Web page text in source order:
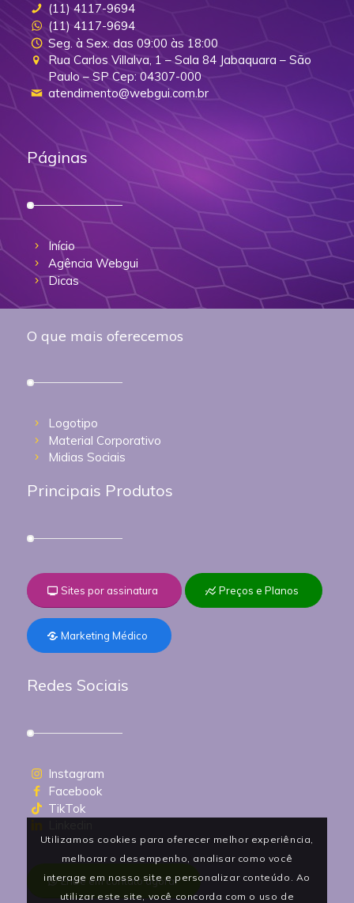
(11) 4117-9694
(11) 4117-9694
Seg. à Sex. das 09:00 às 18:00
Rua Carlos Villalva, 1 – Sala 84 Jabaquara – São
Paulo – SP Cep: 04307-000
atendimento@webgui.com.br
Páginas
Início
Agência Webgui
Dicas
O que mais oferecemos
Logotipo
Material Corporativo
Midias Sociais
Principais Produtos
Sites por assinatura Preços e Planos
Marketing Médico
Redes Sociais
Instagram
Facebook
TikTok
Entre em contato agora!
Utilizamos cookies para oferecer melhor experiência,
melhorar o desempenho, analisar como você
interage em nosso site e personalizar conteúdo. Ao
utilizar este site, você concorda com o uso de